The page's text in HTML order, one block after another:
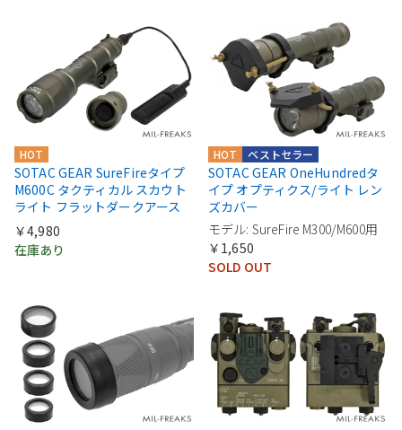
HOT
SOTAC GEAR SureFireタイプ
M600C タクティカル スカウト
ライト フラットダークアース
￥4,980
在庫あり
ベストセラー
HOT
SOTAC GEAR OneHundredタ
イプ オプティクス/ライト レン
ズカバー
モデル: SureFire M300/M600用
￥1,650
SOLD OUT